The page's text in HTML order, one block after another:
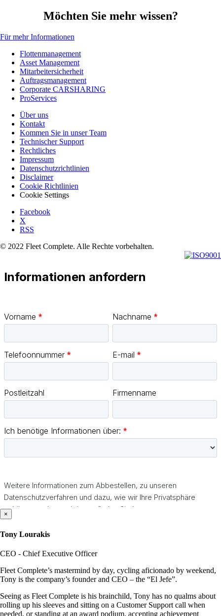
Möchten Sie mehr wissen?
Für mehr Informationen
Flottenmanagement
Asset Management
Mitarbeitersicherheit
Auftragsmanagement
Corporate CARSHARING
ProServices
Über uns
Kontakt
Kommen Sie in unser Team
Technischer Support
Rechtliches
Impressum
Datenschutzrichtlinien
Disclaimer
Cookie Richtlinien
Cookie Settings
Facebook
X
RSS
© 2022 Fleet Complete. Alle Rechte vorbehalten.
×
Tony Lourakis
CEO - Chief Executive Officer
Fleet Complete’s mastermind by day, cycling aficionado by weekend,
Tony is the company’s founder and CEO – the “El Jefe”.
Seeing as Fleet Complete is his brainchild, Tony has no qualms about
rolling up his sleeves and sitting on a Customer Support call when
needed, or standing at an award podium, accepting achievement